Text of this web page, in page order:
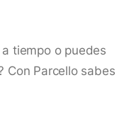
tiempo o puedes
Con Parcello sabes